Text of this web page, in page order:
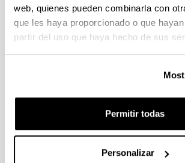
web, quienes pueden combinarla con
que les haya proporcionado o que
partir del uso que haya hecho de sus
Permitir todas
Personalizar
AVISO
Publicación libro “Ética, vulnerabilidad y
ámbito social y sanitario”
Publicación libro "Reflexiones éticas